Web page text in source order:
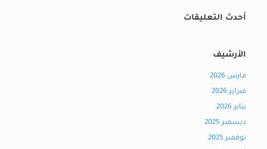
أحدث التعليقات
الأرشيف
مارس 2026
فبراير 2026
يناير 2026
ديسمبر 2025
نوفمبر 2025